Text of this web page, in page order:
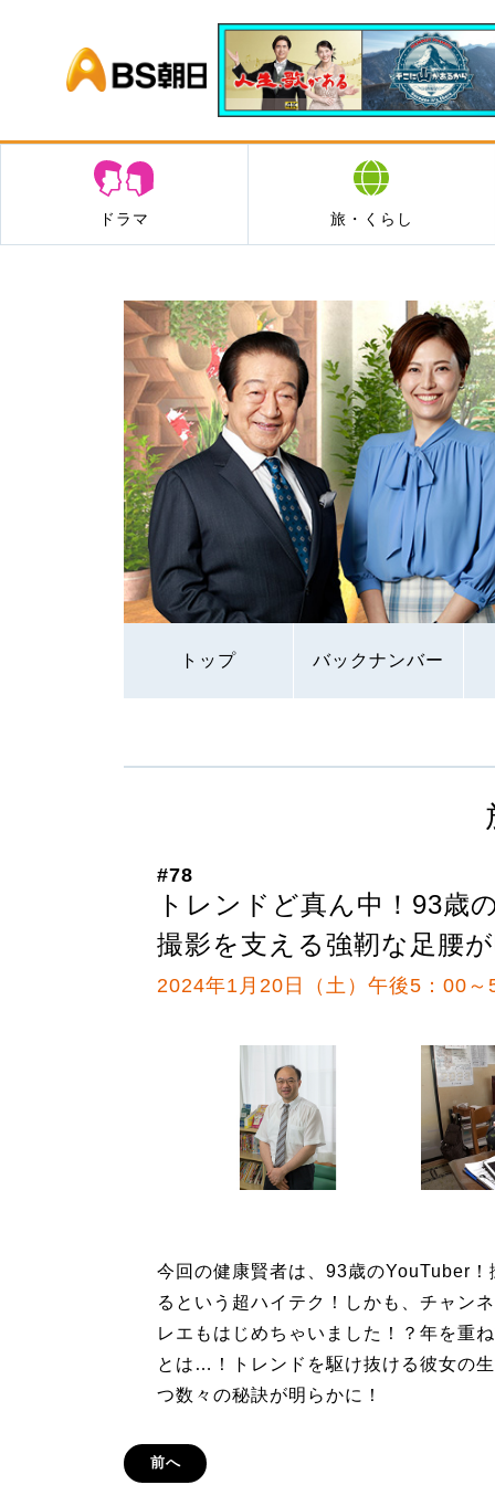
BS朝日
ドラマ 旅・くらし
トップ バックナンバー
#78
トレンドど真ん中！93歳
撮影を支える強靭な足腰が
2024年1月20日（土）午後5：00～
今回の健康賢者は、93歳のYouTuber
るという超ハイテク！しかも、チャン
レエもはじめちゃいました！？年を重
とは…！トレンドを駆け抜ける彼女の
つ数々の秘訣が明らかに！
前へ